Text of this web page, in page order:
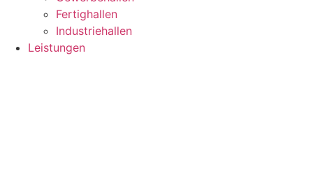
Fertighallen
Industriehallen
Leistungen